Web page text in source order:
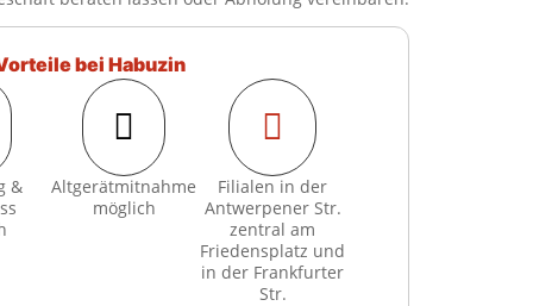
bei Habuzin
&

Altgerätmitnahme
möglich

Filialen in der
Antwerpener Str.
zentral am
Friedensplatz und
in der Frankfurter
Str.